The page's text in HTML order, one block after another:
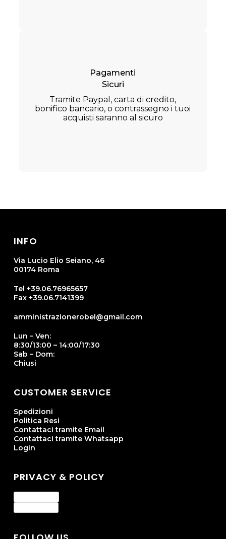
Pagamenti
Sicuri
Tramite Paypal, carta di credito,
bonifico bancario, o contrassegno i tuoi
acquisti saranno al sicuro
INFO
Via Lucio Elio Seiano, 46
00174 Roma
Tel +39.06.76965657
Fax +39.06.7141399
amministrazionerobel@gmail.com
Lun – Ven:
8:30/13:00 – 14:00/17:30
Sab – Dom:
Chiusi
CUSTOMER SERVICE
Spedizioni
Politica Resi
Contattaci tramite Email
Contattaci tramite Whatsapp
Login
PRIVACY & POLICY